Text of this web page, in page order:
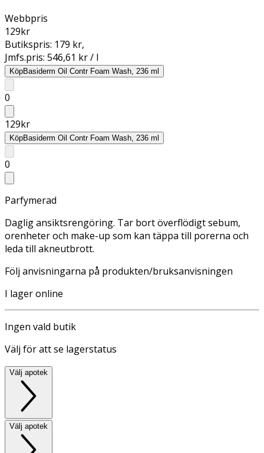
Webbpris
129kr
Butikspris: 179 kr,
Jmfs.pris: 546,61 kr / l
KöpBasiderm Oil Contr Foam Wash, 236 ml
0
129kr
KöpBasiderm Oil Contr Foam Wash, 236 ml
0
Parfymerad
Daglig ansiktsrengöring. Tar bort överflödigt sebum,
orenheter och make-up som kan täppa till porerna och
leda till akneutbrott.
Följ anvisningarna på produkten/bruksanvisningen
I lager online
Ingen vald butik
Välj för att se lagerstatus
Välj apotek
Välj apotek